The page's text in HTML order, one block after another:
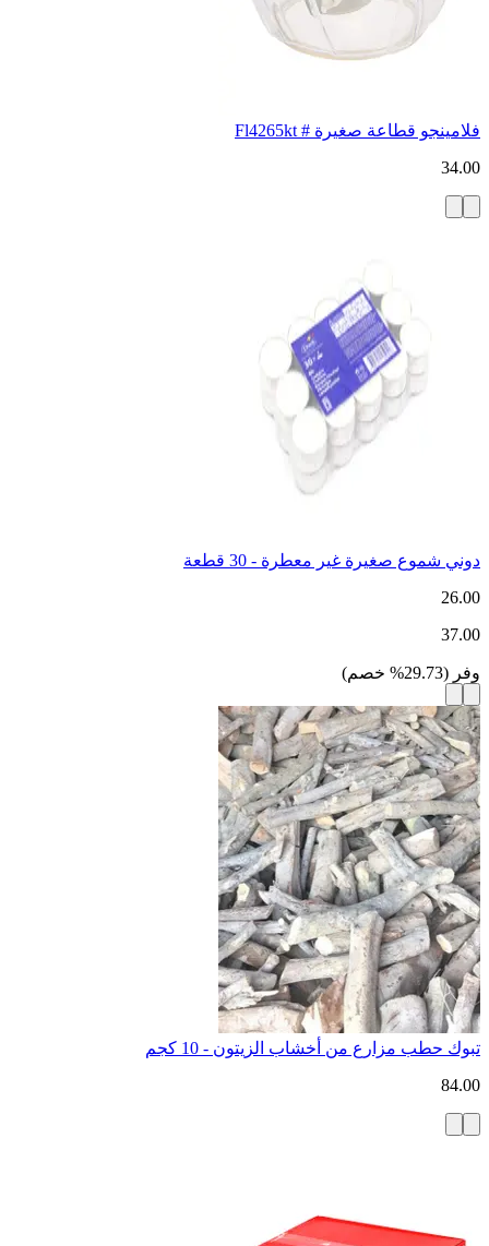
فلامينجو قطاعة صغيرة # Fl4265kt
34.00
دوني شموع صغيرة غير معطرة - 30 قطعة
26.00
37.00
وفر (
29.73
% خصم)
تبوك حطب مزارع من أخشاب الزيتون - 10 كجم
84.00